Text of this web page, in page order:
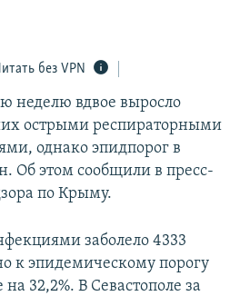
11 ИСТОРИЙ СОПРОТИВЛЕНИЯ
без VPN
неделю вдвое выросло
острыми респираторными
однако эпидпорог в
Об этом сообщили в пресс-
по Крыму.
заболело 4333
к эпидемическому порогу
32,2%. В Севастополе за